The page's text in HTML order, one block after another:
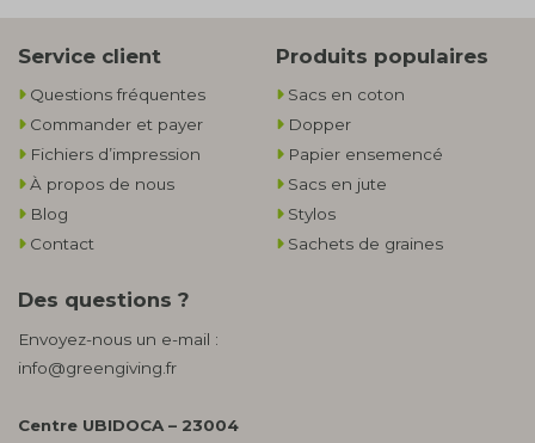
Service client
Questions fréquentes
Commander et payer
Fichiers d’impression
À propos de nous
Blog
Contact
Produits populaires
Sacs en coton
Dopper
Papier ensemencé
Sacs en jute
Stylos
Sachets de graines
Des questions ?
Envoyez-nous un e-mail :
info@greengiving.fr
Centre UBIDOCA – 23004